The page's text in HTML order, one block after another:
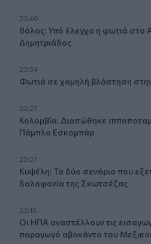
23:40
Βόλος: Υπό έλεγχο η φωτιά στο
Δημητριάδος
23:34
Φωτιά σε χαμηλή βλάστηση
23:27
Κολομβία: Διασώθηκε
Πάμπλο Εσκομπάρ
23:21
Κυψέλη: Τα δύο σενάρια που
δολοφονία της Σκωτσέζας
23:15
Οι ΗΠΑ αναστέλλουν τις
παραγωγό αβοκάντο του